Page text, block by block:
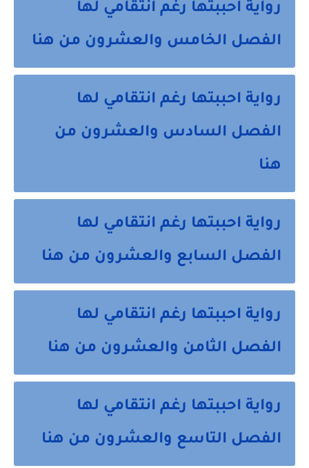
رواية احببتها رغم انتقامي لها
الفصل الخامس والعشرون من هنا
رواية احببتها رغم انتقامي لها
الفصل السادس والعشرون من
هنا
رواية احببتها رغم انتقامي لها
الفصل السابع والعشرون من هنا
رواية احببتها رغم انتقامي لها
الفصل الثامن والعشرون من هنا
رواية احببتها رغم انتقامي لها
الفصل التاسع والعشرون من هنا